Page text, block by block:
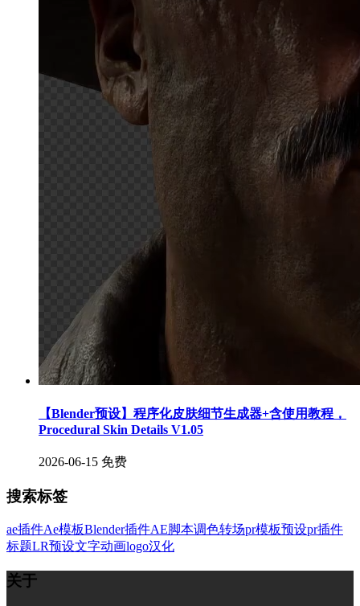
【Blender预设】程序化皮肤细节生成器+含使用教程，
Procedural Skin Details V1.05
2026-06-15 免费
搜索标签
ae插件Ae模板Blender插件AE脚本调色转场pr模板预设pr插件
标题LR预设文字动画logo汉化
关于